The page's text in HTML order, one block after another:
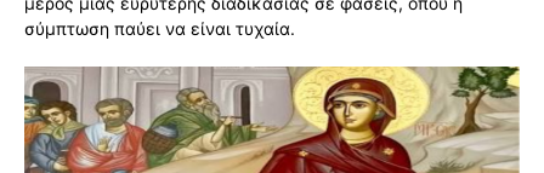
σύμπτωση παύει να είναι τυχαία.